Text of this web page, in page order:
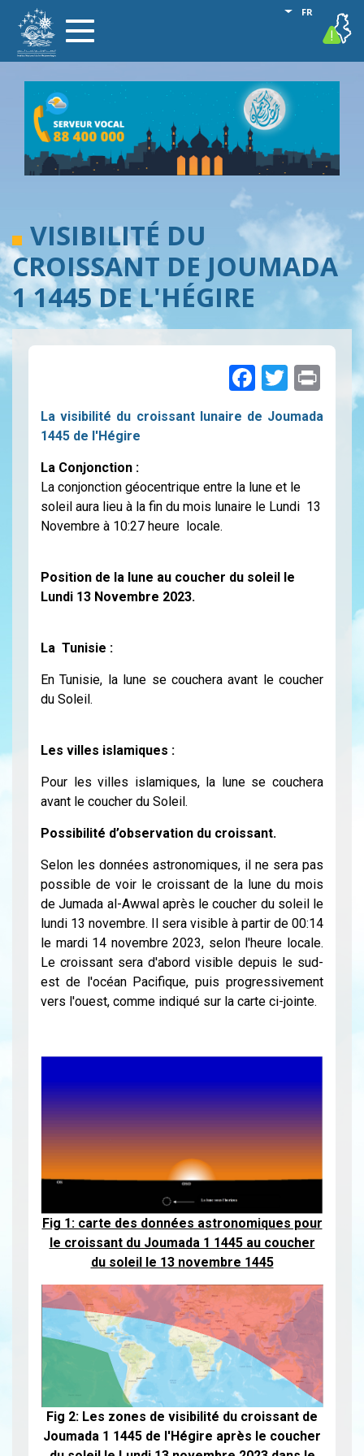
contenu
Toggle
navigation
FR
Lister les
vigilance
VISIBILITÉ DU
CROISSANT DE JOUMADA
1 1445 DE L'HÉGIRE
La visibilité du croissant lunaire de Joumada
1445 de l'Hégire
La Conjonction :
La conjonction géocentrique entre la lune et le
soleil aura lieu à la fin du mois lunaire le Lundi 13
Novembre à 10:27 heure locale.
Position de la lune au coucher du soleil le
Lundi 13 Novembre 2023.
La Tunisie :
En Tunisie, la lune se couchera avant le coucher
du Soleil.
Les villes islamiques :
Pour les villes islamiques, la lune se couchera
avant le coucher du Soleil.
Possibilité d’observation du croissant.
Selon les données astronomiques, il ne sera pas
possible de voir le croissant de la lune du mois
de Jumada al-Awwal après le coucher du soleil le
lundi 13 novembre. Il sera visible à partir de 00:14
le mardi 14 novembre 2023, selon l'heure locale.
Le croissant sera d'abord visible depuis le sud-
est de l'océan Pacifique, puis progressivement
vers l'ouest, comme indiqué sur la carte ci-jointe.
Fig 1: carte des données astronomiques pour
le croissant du Joumada 1 1445 au coucher
du soleil le 13 novembre 1445
Fig 2: Les zones de visibilité du croissant de
Joumada 1 1445 de l'Hégire après le coucher